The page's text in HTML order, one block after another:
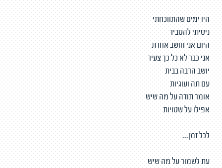
היו ימים שהתווכחתי
ניסיתי להסביר
היום אני חושב אחרת
אני כבר לא כל כך צעיר
יושב הרבה בבית
עם תה ועוגיות
אומר תודה על מה שיש
אפילו על שטויות
לכל זמן...
עת לשמור על מה שיש